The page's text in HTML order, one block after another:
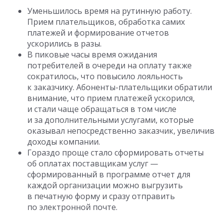
Уменьшилось время на рутинную работу.
Прием плательщиков, обработка самих
платежей и формирование отчетов
ускорились в разы.
В пиковые часы время ожидания
потребителей в очереди на оплату также
сократилось, что повысило лояльность
к заказчику. Абоненты-плательщики обратили
внимание, что прием платежей ускорился,
и стали чаще обращаться в том числе
и за дополнительными услугами, которые
оказывал непосредственно заказчик, увеличив
доходы компании.
Гораздо проще стало сформировать отчеты
об оплатах поставщикам услуг —
сформированный в программе отчет для
каждой организации можно выгрузить
в печатную форму и сразу отправить
по электронной почте.